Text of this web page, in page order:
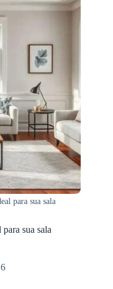
para sua sala
sua sala